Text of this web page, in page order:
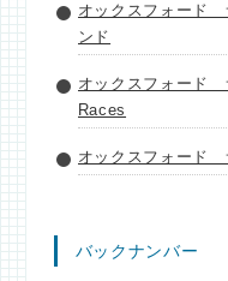
オックスフォード
ンド
オックスフォー
Races
オックスフォード
バックナンバー